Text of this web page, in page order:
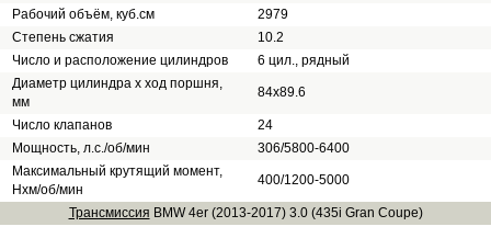
Рабочий объём, куб.см
2979
Степень сжатия
10.2
Число и расположение цилиндров
6 цил., рядный
Диаметр цилиндра х ход поршня,
мм
84х89.6
Число клапанов
24
Мощность, л.с./об/мин
306/5800-6400
Максимальный крутящий момент,
Нхм/об/мин
400/1200-5000
Трансмиссия BMW 4er (2013-2017) 3.0 (435i Gran Coupe)